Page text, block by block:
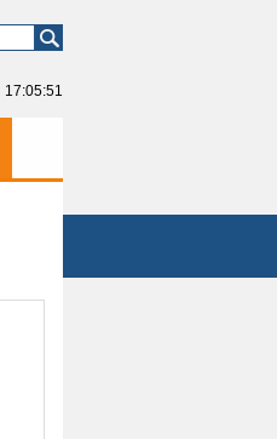
17:05:52